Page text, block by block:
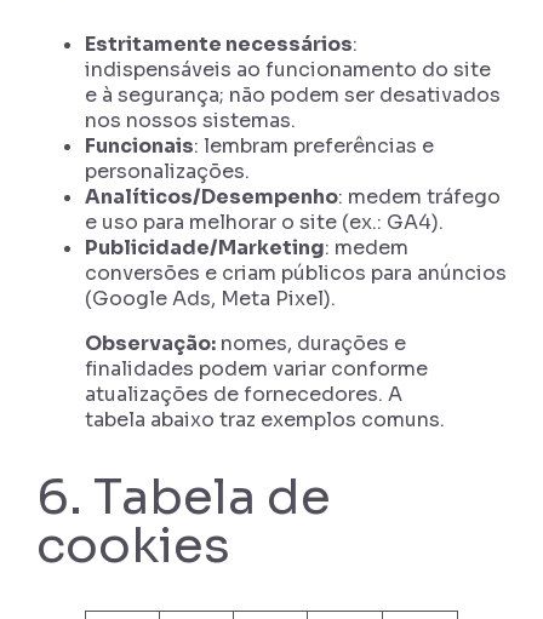
Estritamente necessários:
indispensáveis ao funcionamento do site
e à segurança; não podem ser desativados
nos nossos sistemas.
Funcionais: lembram preferências e
personalizações.
Analíticos/Desempenho: medem tráfego
e uso para melhorar o site (ex.: GA4).
Publicidade/Marketing: medem
conversões e criam públicos para anúncios
(Google Ads, Meta Pixel).
Observação:nomes, durações e
finalidades podem variar conforme
atualizações de fornecedores. A
tabela abaixo traz exemplos comuns.
6. Tabela de
cookies